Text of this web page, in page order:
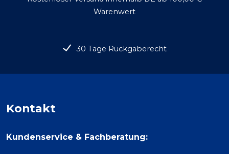
Warenwert
30 Tage Rückgaberecht
Kontakt
Kundenservice & Fachberatung: